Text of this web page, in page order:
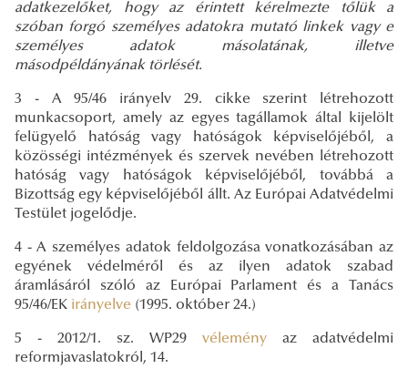
adatkezelőket, hogy az érintett kérelmezte tőlük a
szóban forgó személyes adatokra mutató linkek vagy e
személyes adatok másolatának, illetve
másodpéldányának törlését.
3 - A 95/46 irányelv 29. cikke szerint létrehozott
munkacsoport, amely az egyes tagállamok által kijelölt
felügyelő hatóság vagy hatóságok képviselőjéből, a
közösségi intézmények és szervek nevében létrehozott
hatóság vagy hatóságok képviselőjéből, továbbá a
Bizottság egy képviselőjéből állt. Az Európai Adatvédelmi
Testület jogelődje.
4 - A személyes adatok feldolgozása vonatkozásában az
egyének védelméről és az ilyen adatok szabad
áramlásáról szóló az Európai Parlament és a Tanács
95/46/EK irányelve (1995. október 24.)
5 - 2012/1. sz. WP29 vélemény az adatvédelmi
reformjavaslatokról, 14.